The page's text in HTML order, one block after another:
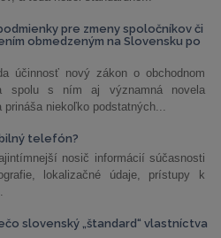
pre zmeny spoločníkov či
obmedzeným na Slovensku po
účinnosť nový zákon o obchodnom
spolu s ním aj významná novela
prináša niekoľko podstatných...
telefón?
nosič informácií súčasnosti
lokalizačné údaje, prístupy k
slovenský „štandard“ vlastníctva